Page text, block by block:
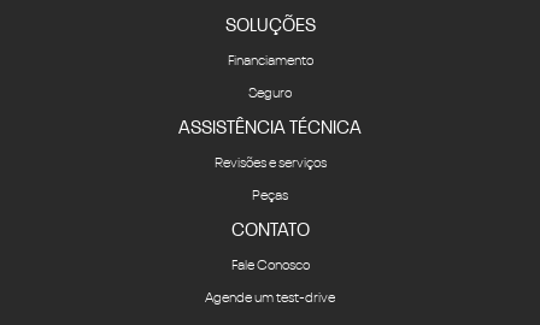
SOLUÇÕES
Financiamento
Seguro
ASSISTÊNCIA TÉCNICA
Revisões e serviços
Peças
CONTATO
Fale Conosco
Agende um test-drive